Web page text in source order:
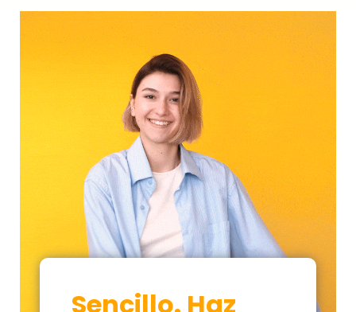
Sencillo. Haz